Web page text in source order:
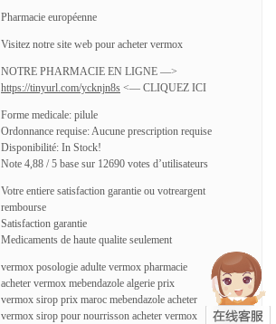
Pharmacie européenne
Visitez notre site web pour acheter vermox
NOTRE PHARMACIE EN LIGNE —>
https://tinyurl.com/ycknjn8s <— CLIQUEZ ICI
Forme medicale: pilule
Ordonnance requise: Aucune prescription requise
Disponibilité: In Stock!
Note 4,88 / 5 base sur 12690 votes d’utilisateurs
Votre entiere satisfaction garantie ou votreargent
rembourse
Satisfaction garantie
Medicaments de haute qualite seulement
vermox posologie adulte vermox pharmacie
acheter vermox mebendazole algerie prix
vermox sirop prix maroc mebendazole acheter
vermox sirop pour nourrisson acheter vermox